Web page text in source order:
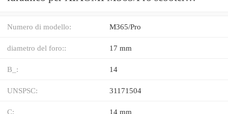
Numero di modello: M365/Pro
diametro del foro:: 17 mm
B_: 14
UNSPSC: 31171504
C: 14 mm